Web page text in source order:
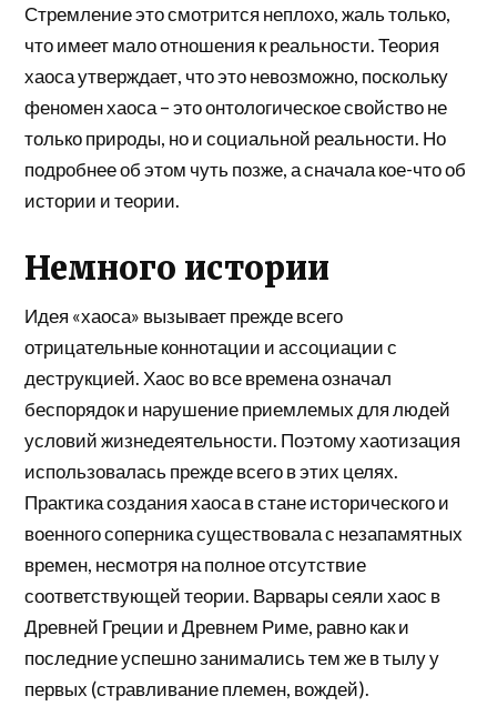
Стремление это смотрится неплохо, жаль только,
что имеет мало отношения к реальности. Теория
хаоса утверждает, что это невозможно, поскольку
феномен хаоса – это онтологическое свойство не
только природы, но и социальной реальности. Но
подробнее об этом чуть позже, а сначала кое-что об
истории и теории.
Немного истории
Идея «хаоса» вызывает прежде всего
отрицательные коннотации и ассоциации с
деструкцией. Хаос во все времена означал
беспорядок и нарушение приемлемых для людей
условий жизнедеятельности. Поэтому хаотизация
использовалась прежде всего в этих целях.
Практика создания хаоса в стане исторического и
военного соперника существовала с незапамятных
времен, несмотря на полное отсутствие
соответствующей теории. Варвары сеяли хаос в
Древней Греции и Древнем Риме, равно как и
последние успешно занимались тем же в тылу у
первых (стравливание племен, вождей).